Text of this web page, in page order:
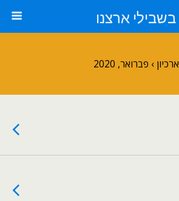
בשבילי ארצנו
ארכיון › פברואר, 2020